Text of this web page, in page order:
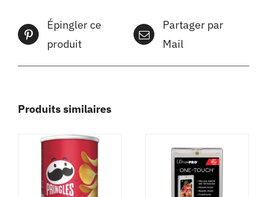
Épingler ce
produit
Partager par
Mail
Produits similaires